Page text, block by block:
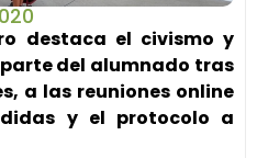
destaca el civismo y
del alumnado tras
a las reuniones online
y el protocolo a